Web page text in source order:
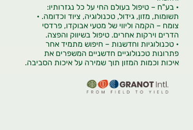
• בע"ח – טיפול בעולם החי על כל נגזרותיו:
תשומות, מזון, גידול, טכנולוגיה, ציוד וכדומה. •
צומח – הקמה וליווי של מטעי אבוקדו, פרדסי
הדרים וירקות אחרים. טיפול בשיווק והפצה.
• טכנולוגיות וחדשנות – חיפוש מתמיד אחר
פתרונות טכנולוגיים חדשניים המשפרים את
איכות וכמות המזון תוך שמירה על איכות הסביבה.